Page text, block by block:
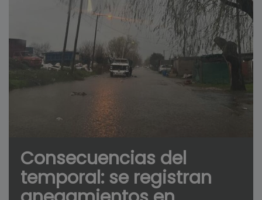
Consecuencias del
temporal: se registran